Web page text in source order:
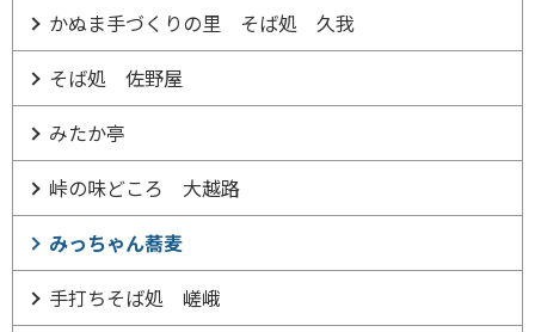
かぬま手づくりの里 そば処 久我
そば処 佐野屋
みたか亭
峠の味どころ 大越路
みっちゃん蕎麦
手打ちそば処 嵯峨